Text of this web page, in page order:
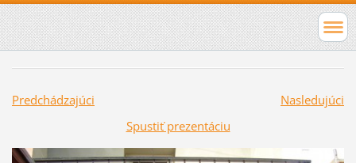
Predchádzajúci
Nasledujúci
Spustiť prezentáciu